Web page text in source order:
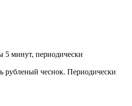
5 минут, периодически
рубленый чеснок. Периодически